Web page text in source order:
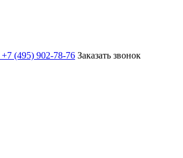
+7 (495) 902-78-76 Заказать звонок